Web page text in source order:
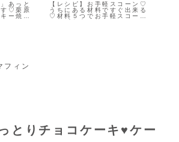
あっと
す♡栗原
ー焼き
【レシピ】お手軽スコーン♡
うちにある材料ですぐ出来る
♡材料５つでお手軽スコーン
レシピだよ！
フィン
とりチョコケーキ♥ケー